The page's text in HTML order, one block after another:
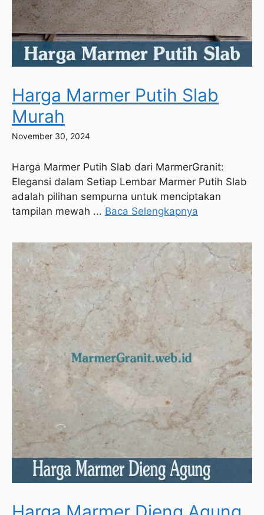
Harga Marmer Putih Slab
Murah
November 30, 2024
Harga Marmer Putih Slab dari MarmerGranit:
Elegansi dalam Setiap Lembar Marmer Putih Slab
adalah pilihan sempurna untuk menciptakan
tampilan mewah ... Baca Selengkapnya